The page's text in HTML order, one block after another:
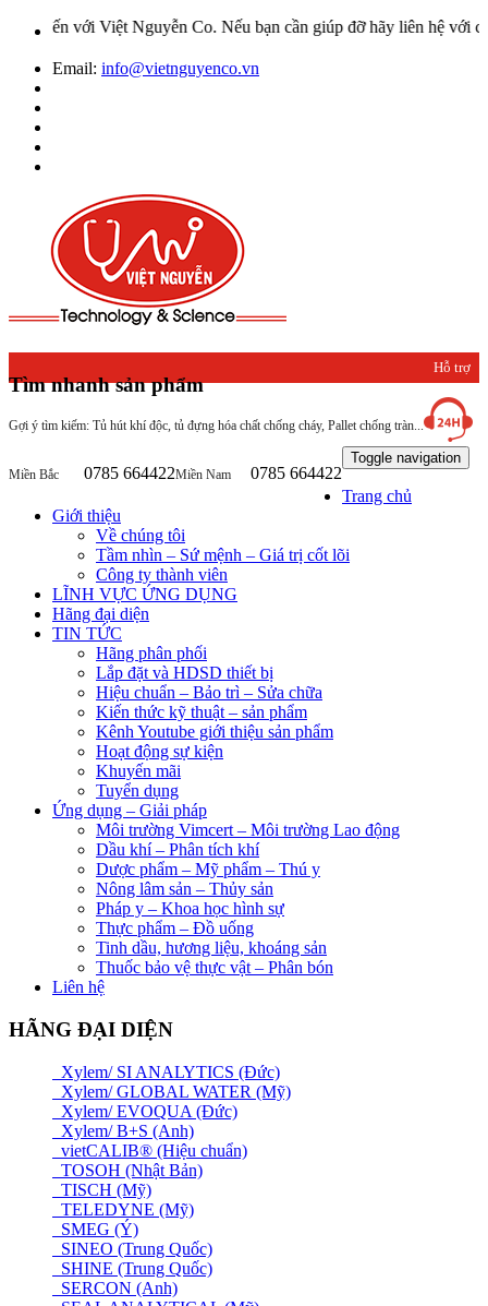
Việt Nguyễn Co. Nếu bạn cần giúp đỡ hãy liên hệ với chúng tôi
Email: info@vietnguyenco.vn
Tìm nhanh sản phẩm
Gợi ý tìm kiếm: Tủ hút khí độc, tủ đựng hóa chất chống cháy, Pallet chống tràn...
Hỗ trợ
khách
hàng
Miền Bắc 0785 664422Miền Nam 0785 664422
Toggle navigation
Trang chủ
Giới thiệu
Về chúng tôi
Tầm nhìn – Sứ mệnh – Giá trị cốt lõi
Công ty thành viên
LĨNH VỰC ỨNG DỤNG
Hãng đại diện
TIN TỨC
Hãng phân phối
Lắp đặt và HDSD thiết bị
Hiệu chuẩn – Bảo trì – Sửa chữa
Kiến thức kỹ thuật – sản phẩm
Kênh Youtube giới thiệu sản phẩm
Hoạt động sự kiện
Khuyến mãi
Tuyển dụng
Ứng dụng – Giải pháp
Môi trường Vimcert – Môi trường Lao động
Dầu khí – Phân tích khí
Dược phẩm – Mỹ phẩm – Thú y
Nông lâm sản – Thủy sản
Pháp y – Khoa học hình sự
Thực phẩm – Đồ uống
Tinh dầu, hương liệu, khoáng sản
Thuốc bảo vệ thực vật – Phân bón
Liên hệ
HÃNG ĐẠI DIỆN
Xylem/ SI ANALYTICS (Đức)
Xylem/ GLOBAL WATER (Mỹ)
Xylem/ EVOQUA (Đức)
Xylem/ B+S (Anh)
vietCALIB® (Hiệu chuẩn)
TOSOH (Nhật Bản)
TISCH (Mỹ)
TELEDYNE (Mỹ)
SMEG (Ý)
SINEO (Trung Quốc)
SHINE (Trung Quốc)
SERCON (Anh)